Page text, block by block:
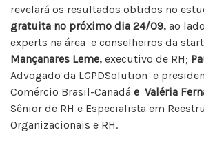
revelará os resultados obtidos no
gratuita no próximo dia 24/09, ao
experts na área e conselheiros da
Mançanares Leme, executivo de RH;
Advogado da LGPDSolution e
Comércio Brasil-Canadá e Valéria
Sênior de RH e Especialista em
Organizacionais e RH.